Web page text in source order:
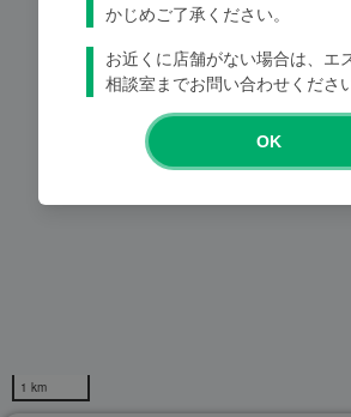
1 km
かじめご了承ください。
お近くに店舗がない場合は、エ
相談室までお問い合わせくださ
OK